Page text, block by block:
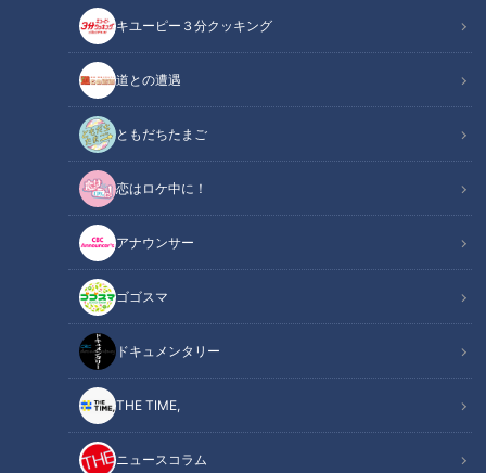
キユーピー３分クッキング
道との遭遇
ともだちたまご
恋はロケ中に！
アナウンサー
ゴゴスマ
ドキュメンタリー
THE TIME,
ニュースコラム
この記事の画像（全10枚）